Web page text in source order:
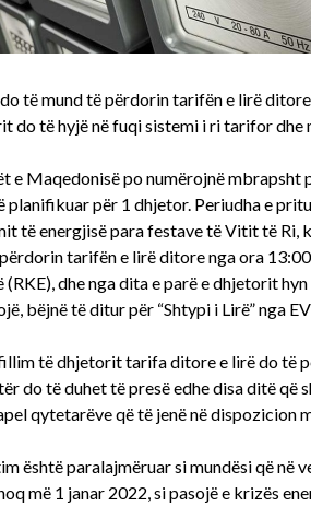
të mund të përdorin tarifën e lirë
do të hyjë në fuqi sistemi i ri tarifor dhe
e Maqedonisë po numërojnë mbrapsht
planifikuar për 1 dhjetor. Periudha e
të energjisë para festave të Vitit të Ri,
tarifën e lirë ditore nga ora
(RKE), dhe nga dita e parë e dhjetorit
bëjnë të ditur për “Shtypi i Lirë” nga
të dhjetorit tarifa ditore e lirë do të
do të duhet të presë edhe disa ditë që
qytetarëve që të jenë në dispozicion
është paralajmëruar si mundësi që në
më 1 janar 2022, si pasojë e krizës